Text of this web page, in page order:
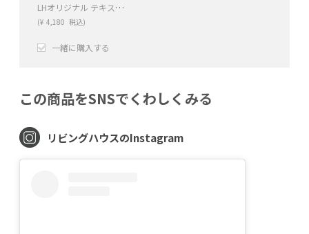
LHオリジナル テキスタイルケアキット ナチュラルファーバー
(¥ 4,180 税込)
一緒に購入する
この商品をSNSでくわしくみる
リビングハウスのInstagram